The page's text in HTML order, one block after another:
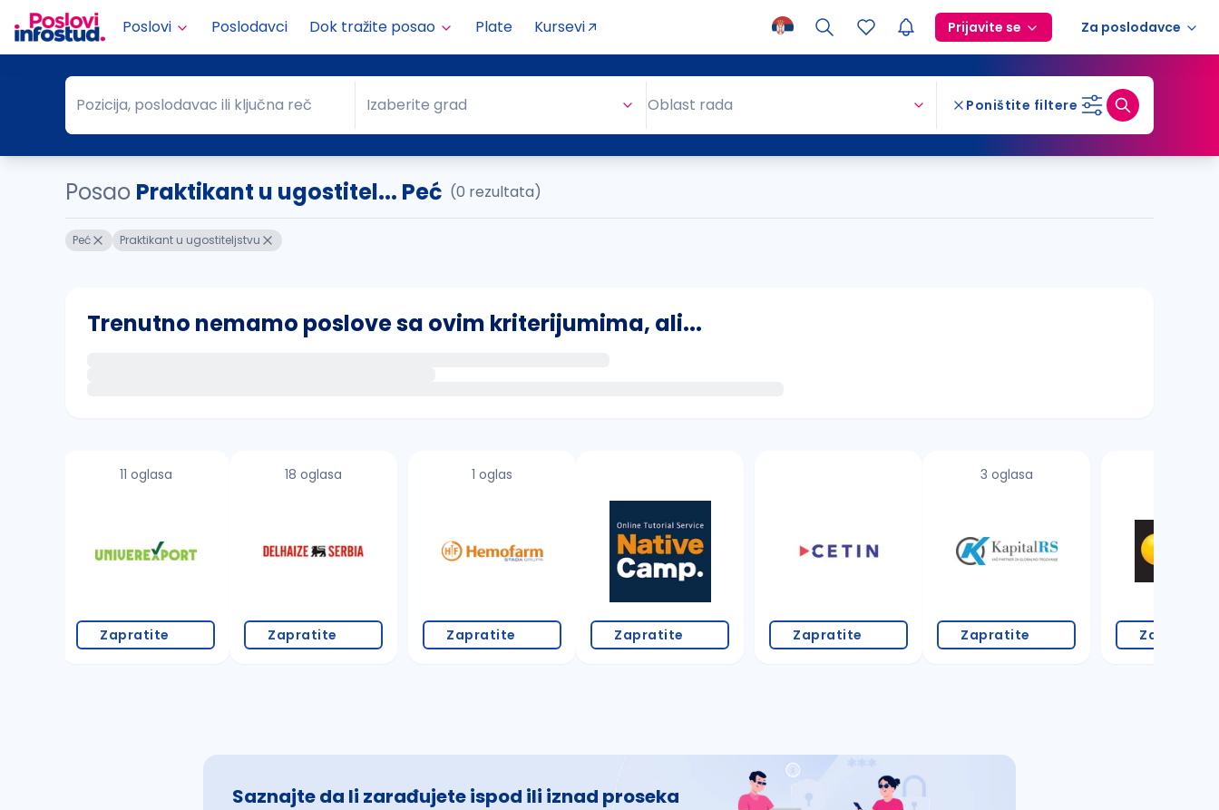
Poslovi Poslodavci Dok tražite posao Plate Kursevi Prijavite se Za poslodavce
Pozicija, poslodavac ili ključna reč
Pozicija, poslodavac ili ključna reč Grad
Izaberite grad Oblast rada Poništite filtere
Posao Praktikant u ugostitel... Peć (0 rezultata)
Peć Praktikant u ugostiteljstvu
Trenutno nemamo poslove sa ovim kriterijumima, ali...
proverite pravopisne greške (koristite č, ć, š, đ, ž, dž)
11 oglasa
Zapratite
18 oglasa
Zapratite
1 oglas
Zapratite Zapratite Zapratite
3 oglasa
Zapratite Zapratite
Saznajte da li zarađujete ispod ili iznad proseka